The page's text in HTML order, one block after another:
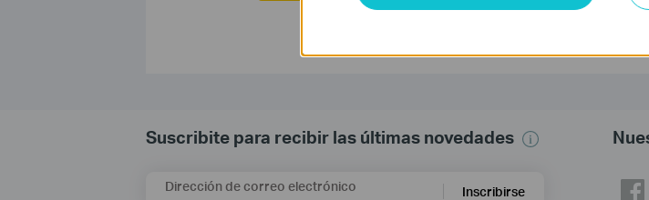
Suscribite para recibir las últimas novedades
Dirección de correo electrónico Inscribirse